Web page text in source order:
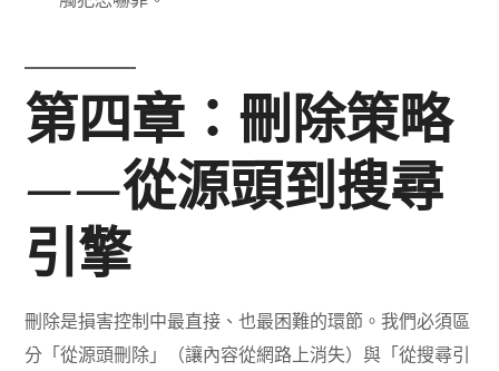
第四章：刪除策略
——從源頭到搜尋
引擎
刪除是損害控制中最直接、也最困難的環節。我們必須區
分「從源頭刪除」（讓內容從網路上消失）與「從搜尋引